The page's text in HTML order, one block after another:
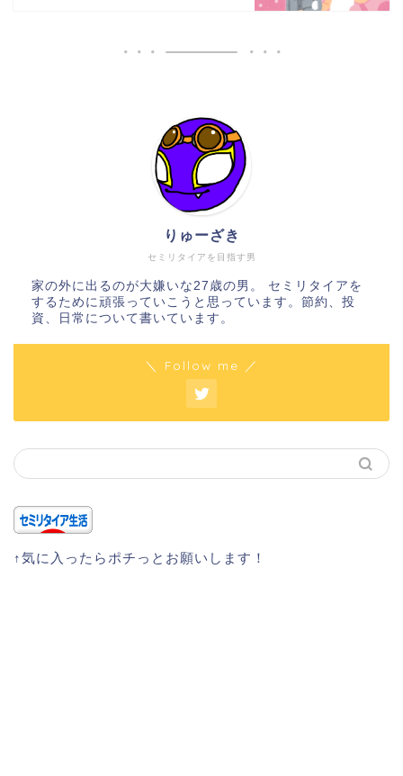
セミリタイアを目指す男
りゅーざき
家の外に出るのが大嫌いな27歳の男。 セミリタイアを
するために頑張っていこうと思っています。節約、投
資、日常について書いています。
＼ Follow me ／
↑気に入ったらポチっとお願いします！